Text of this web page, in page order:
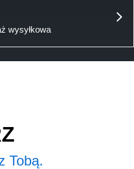
wysyłkowa
Tobą.